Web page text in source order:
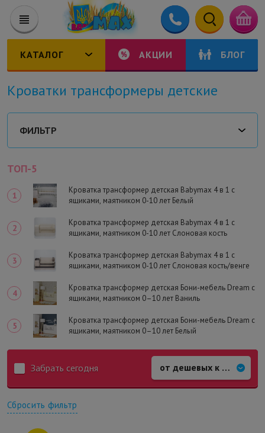
КАТАЛОГ АКЦИИ БЛОГ
Кроватки трансформеры детские
ФИЛЬТР
ТОП-5
Кроватка трансформер детская Babymax 4 в 1 с
ящиками, маятником 0-10 лет Белый
Кроватка трансформер детская Babymax 4 в 1 с
ящиками, маятником 0-10 лет Слоновая кость
Кроватка трансформер детская Babymax 4 в 1 с
ящиками, маятником 0-10 лет Слоновая кость/венге
Кроватка трансформер детская Бони-мебель Dream с
ящиками, маятником 0–10 лет Ваниль
Кроватка трансформер детская Бони-мебель Dream с
ящиками, маятником 0–10 лет Белый
Забрать сегодня
Сбросить фильтр